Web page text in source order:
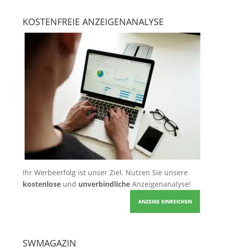
KOSTENFREIE ANZEIGENANALYSE
Ihr Werbeerfolg ist unser Ziel. Nutzen Sie unsere
kostenloseund unverbindlicheAnzeigenanalyse!
ANZEIGE EINREICHEN
SWMAGAZIN